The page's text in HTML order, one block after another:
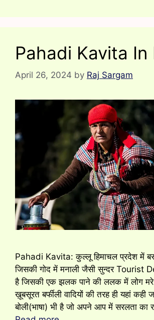
Pahadi Kavita In
April 26, 2024 by Raj Sargam
Pahadi Kavita: कुल्लू हिमाचल प्रदेश में
जिसकी गोद में मनाली जैसी सुन्दर Tourist
है जिसकी एक झलक पाने की ललक में लोग
ख़ूबसूरत बर्फीली वादियों की तरह ही यहां कही
बोली(भाषा) भी है जो अपने आप में सरलता का